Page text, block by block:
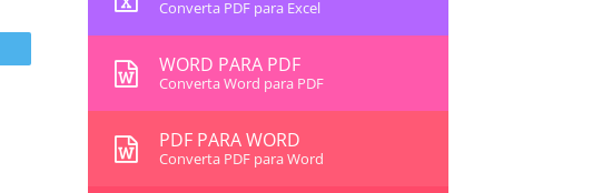
Converta PDF para Excel
WORD PARA PDF
Converta Word para PDF
PDF PARA WORD
Converta PDF para Word